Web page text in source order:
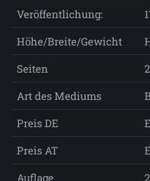
Veröffentlichung:
Höhe/Breite/Gewicht
Seiten
Art des Mediums
Preis DE
Preis AT
Auflage